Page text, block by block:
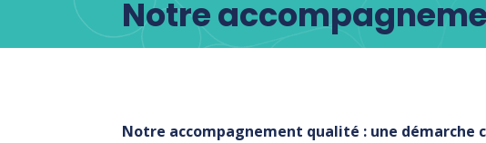
Notre
Notre accompagnement qualité : une démarche